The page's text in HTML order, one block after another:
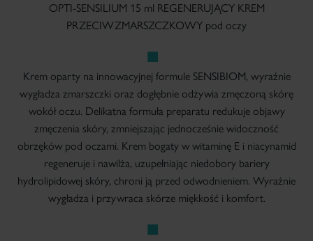
OPTI-SENSILIUM 15 ml REGENERUJĄCY KREM
PRZECIWZMARSZCZKOWY pod oczy
Krem oparty na innowacyjnej formule SENSIBIOM, wyraźnie
wygładza zmarszczki oraz dogłębnie odżywia zmęczoną skórę
wokół oczu. Delikatna formuła preparatu redukuje objawy
zmęczenia skóry, zmniejszając jednocześnie widoczność
obrzęków pod oczami. Krem bogaty w witaminę E i niacynamid
regeneruje i nawilża, uzupełniając niedobory bariery
hydrolipidowej skóry, chroni ją przed odwodnieniem. Wyraźnie
wygładza i przywraca skórze miękkość i komfort.